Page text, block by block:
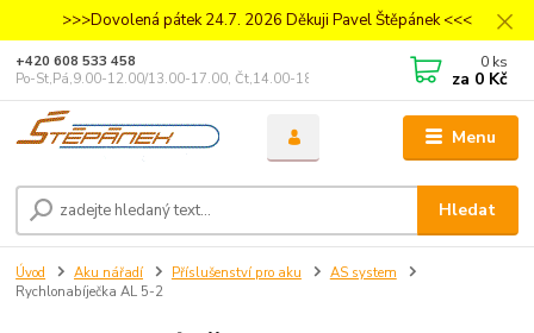
>>>Dovolená pátek 24.7. 2026 Děkuji Pavel Štěpánek <<<
Menu
Hledat
+420 608 533 458
Po-St,Pá,9.00-12.00/13.00-17.00, Čt,14.00-18.00
0 ks
za 0 Kč
Úvod Aku nářadí Příslušenství pro aku
AS system
Rychlonabíječka AL 5-2